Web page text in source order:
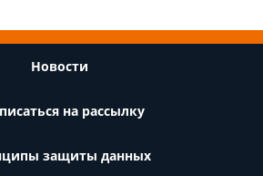
Новости
на рассылку
защиты данных